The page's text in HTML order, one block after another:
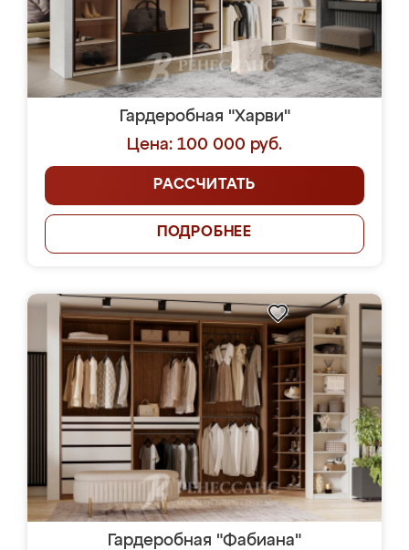
Гардеробная "Харви"
Цена: 100 000 руб.
РАССЧИТАТЬ
ПОДРОБНЕЕ
Гардеробная "Фабиана"